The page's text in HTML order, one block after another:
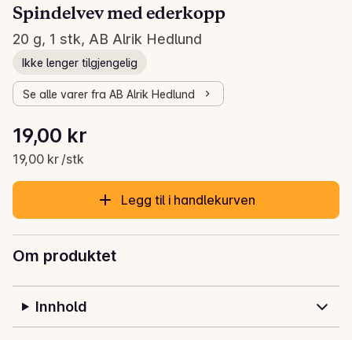
Spindelvev med ederkopp
20 g, 1 stk, AB Alrik Hedlund
Ikke lenger tilgjengelig
Se alle varer fra AB Alrik Hedlund
Gjeldende pris er: 19,00 kr
19,00 kr
19,00 kr /stk
Stykkpris: 19,00 kr /stk
Legg til i handlekurven
Om produktet
Innhold